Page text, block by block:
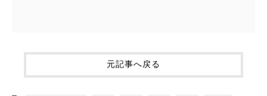
元記事へ戻る